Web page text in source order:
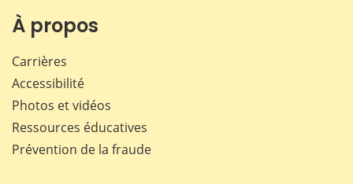
À propos
Carrières
Accessibilité
Photos et vidéos
Ressources éducatives
Prévention de la fraude